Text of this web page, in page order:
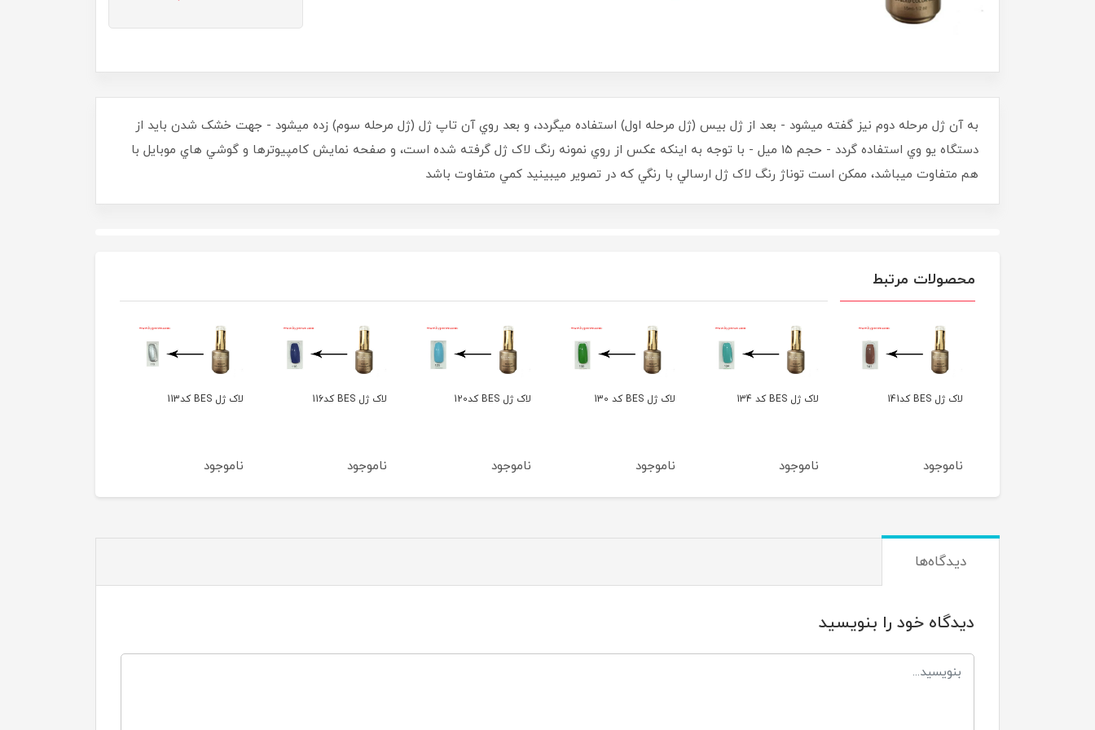
به آن ژل مرحله دوم نيز گفته ميشود - بعد از ژل بيس (ژل مرحله اول) استفاده ميگردد، و بعد روي آن تاپ ژل (ژل مرحله سوم) زده ميشود - جهت خشک شدن بايد از
دستگاه يو وي استفاده گردد - حجم 15 ميل - با توجه به اينکه عکس از روي نمونه رنگ لاک ژل گرفته شده است، و صفحه نمايش کامپيوترها و گوشي هاي موبايل با
هم متفاوت ميباشد، ممکن است توناژ رنگ لاک ژل ارسالي با رنگي که در تصوير ميبينيد کمي متفاوت باشد
محصولات مرتبط
لاک ژل BES کد 134
ناموجود
لاک ژل BES کد 130
ناموجود
لاک ژل BES کد120
ناموجود
لاک ژل BES کد116
ناموجود
لاک ژل BES کد113
ناموجود
لاک ژل BES کد111
ناموجود
دیدگاه‌ها
دیدگاه خود را بنویسید